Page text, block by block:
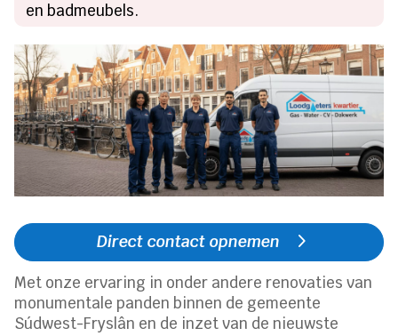
en badmeubels.
Direct contact opnemen
Met onze ervaring in onder andere renovaties van
monumentale panden binnen de gemeente
Súdwest-Fryslân en de inzet van de nieuwste